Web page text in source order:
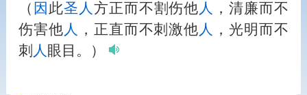
（ 因 此圣 人 方正而不割伤他 人
，清廉而不
伤害他 人 ，正直而不刺激他 人
，光明而不
刺 人 眼目。）